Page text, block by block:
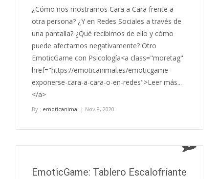
¿Cómo nos mostramos Cara a Cara frente a
otra persona? ¿Y en Redes Sociales a través de
una pantalla? ¿Qué recibimos de ello y cómo
puede afectarnos negativamente? Otro
EmoticGame con Psicología<a class="moretag"
href="https://emoticanimal.es/emoticgame-
exponerse-cara-a-cara-o-en-redes">Leer más...
</a>
By : emoticanimal | Nov 8, 2020
0
EmoticGame: Tablero Escalofriante